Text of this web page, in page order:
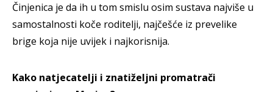
Činjenica je da ih u tom smislu osim sustava najviše u
samostalnosti koče roditelji, najčešće iz prevelike
brige koja nije uvijek i najkorisnija.
Kako natjecatelji i znatiželjni promatrači